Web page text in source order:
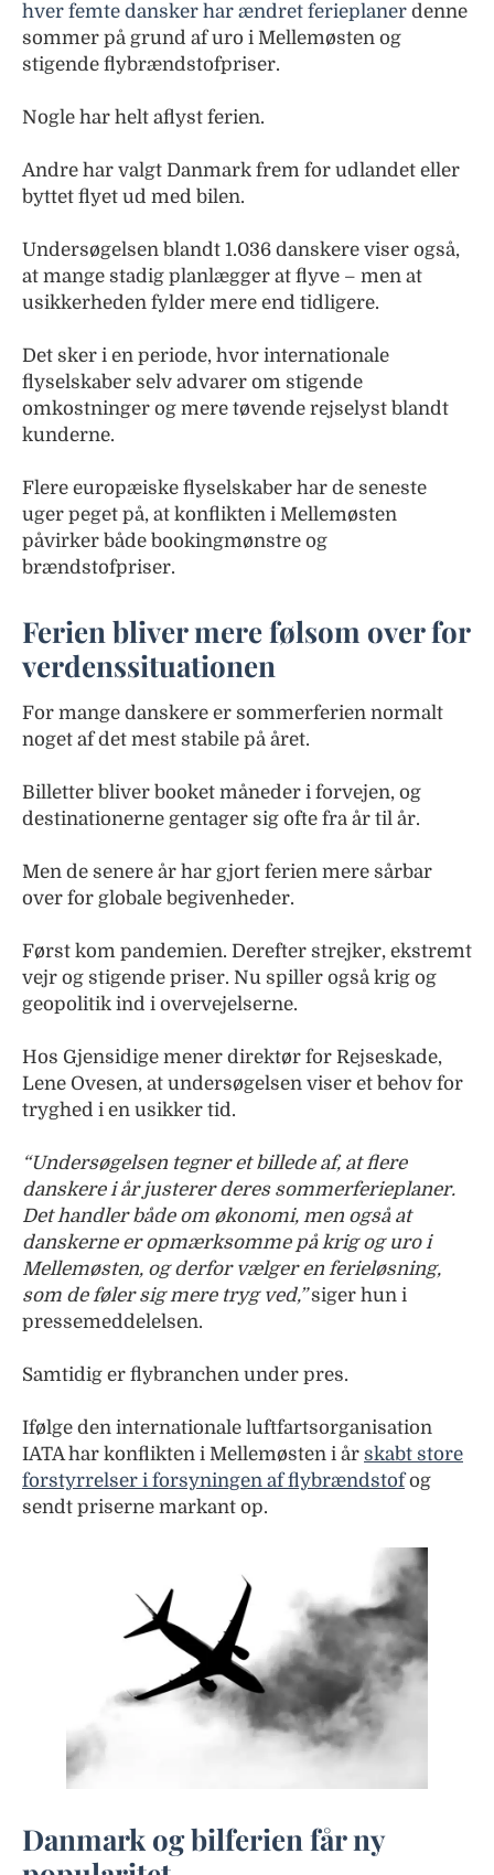
hver femte dansker har ændret ferieplaner denne
sommer på grund af uro i Mellemøsten og
stigende flybrændstofpriser.
Nogle har helt aflyst ferien.
Andre har valgt Danmark frem for udlandet eller
byttet flyet ud med bilen.
Undersøgelsen blandt 1.036 danskere viser også,
at mange stadig planlægger at flyve – men at
usikkerheden fylder mere end tidligere.
Det sker i en periode, hvor internationale
flyselskaber selv advarer om stigende
omkostninger og mere tøvende rejselyst blandt
kunderne.
Flere europæiske flyselskaber har de seneste
uger peget på, at konflikten i Mellemøsten
påvirker både bookingmønstre og
brændstofpriser.
Ferien bliver mere følsom over for
verdenssituationen
For mange danskere er sommerferien normalt
noget af det mest stabile på året.
Billetter bliver booket måneder i forvejen, og
destinationerne gentager sig ofte fra år til år.
Men de senere år har gjort ferien mere sårbar
over for globale begivenheder.
Først kom pandemien. Derefter strejker, ekstremt
vejr og stigende priser. Nu spiller også krig og
geopolitik ind i overvejelserne.
Hos Gjensidige mener direktør for Rejseskade,
Lene Ovesen, at undersøgelsen viser et behov for
tryghed i en usikker tid.
“Undersøgelsen tegner et billede af, at flere
danskere i år justerer deres sommerferieplaner.
Det handler både om økonomi, men også at
danskerne er opmærksomme på krig og uro i
Mellemøsten, og derfor vælger en ferieløsning,
som de føler sig mere tryg ved,”siger hun i
pressemeddelelsen.
Samtidig er flybranchen under pres.
Ifølge den internationale luftfartsorganisation
IATA har konflikten i Mellemøsten i år skabt store
forstyrrelser i forsyningen af flybrændstofog
sendt priserne markant op.
Danmark og bilferien får ny